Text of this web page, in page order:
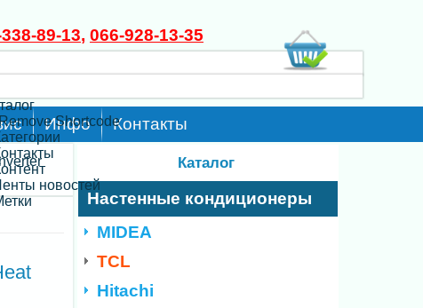
Shortcode
новостей
89-13, 066-928-13-35
Инфо Контакты
Каталог
Настенные кондиционеры
MIDEA
TCL
Hitachi